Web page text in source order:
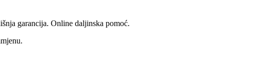
garancija. Online daljinska pomoć.